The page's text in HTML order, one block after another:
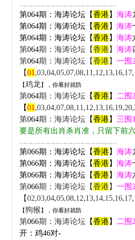
……………………………………………
第064期：海涛论坛【香港 】 海涛
第064期：海涛论坛【香港 】 海涛
第064期：海涛论坛【香港 】 海涛
第064期：海涛论坛【香港 】 海涛
第064期：海涛论坛【香港 】 一围
【01
【 鸡龙 】，你看好就防
第064期：海涛论坛 【香港 】
二围
【01
第064期：海涛论坛 【香港 】 三围
要是所有出肖杀肖准，只留下前
……………………………………………
第066期：海涛论坛【香港 】 海涛
第066期：海涛论坛【香港 】 海涛
第066期：海涛论坛【香港 】 海涛
第066期：海涛论坛【香港 】 一围
【
【狗猴 】，你看好就防
第066期：海涛论坛 【香港 】
二围
开： 鸡46对-